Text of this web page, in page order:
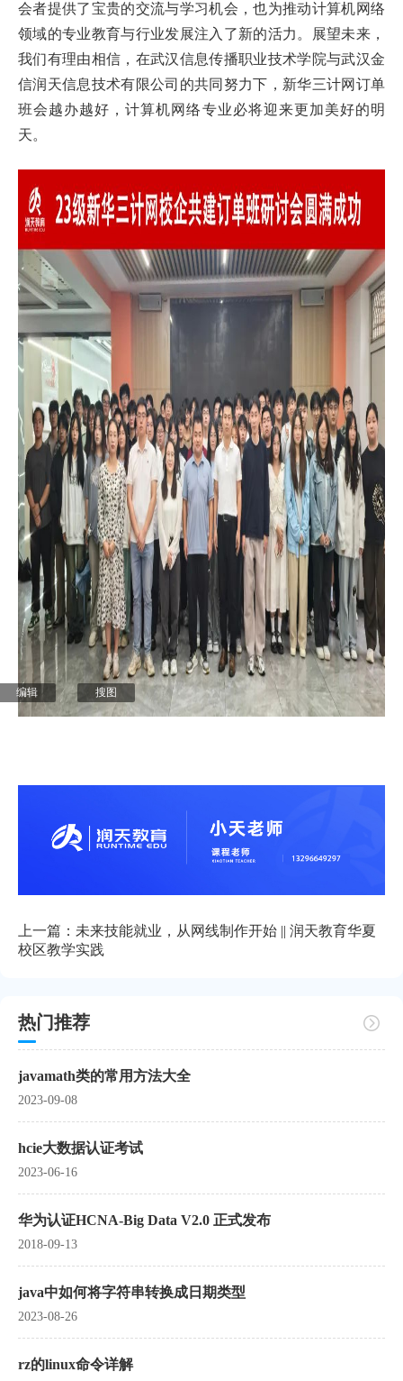
会者提供了宝贵的交流与学习机会，也为推动计算机网络
领域的专业教育与行业发展注入了新的活力。展望未来，
我们有理由相信，在武汉信息传播职业技术学院与武汉金
信润天信息技术有限公司的共同努力下，新华三计网订单
班会越办越好，计算机网络专业必将迎来更加美好的明
天。
编辑 搜图
上一篇： 未来技能就业，从网线制作开始 || 润天教育华夏
校区教学实践
热门推荐
javamath类的常用方法大全
2023-09-08
hcie大数据认证考试
2023-06-16
华为认证HCNA-Big Data V2.0 正式发布
2018-09-13
java中如何将字符串转换成日期类型
2023-08-26
rz的linux命令详解